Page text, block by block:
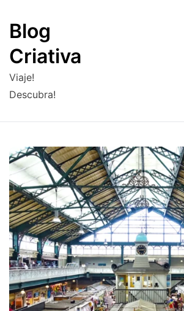
content
Blog
Criativa
Viaje!
Descubra!